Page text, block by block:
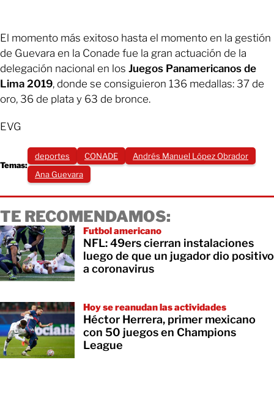
El momento más exitoso hasta el momento en la gestión
de Guevara en la Conade fue la gran actuación de la
delegación nacional en los Juegos Panamericanos de
Lima 2019, donde se consiguieron 136 medallas: 37 de
oro, 36 de plata y 63 de bronce.
EVG
Temas:
deportes CONADE
Andrés Manuel López Obrador
Ana Guevara
TE RECOMENDAMOS:
Futbol americano
NFL: 49ers cierran instalaciones
luego de que un jugador dio positivo
a coronavirus
Hoy se reanudan las actividades
Héctor Herrera, primer mexicano
con 50 juegos en Champions
League